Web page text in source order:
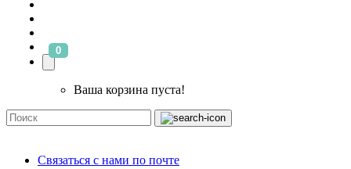
0
Ваша корзина пуста!
Связаться с нами по почте